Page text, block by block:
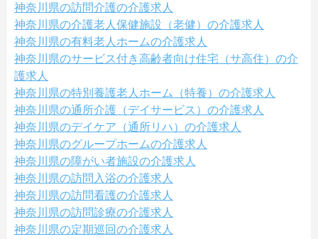
神奈川県の訪問介護の介護求人
神奈川県の介護老人保健施設（老健）の介護求人
神奈川県の有料老人ホームの介護求人
神奈川県のサービス付き高齢者向け住宅（サ高住）の介
護求人
神奈川県の特別養護老人ホーム（特養）の介護求人
神奈川県の通所介護（デイサービス）の介護求人
神奈川県のデイケア（通所リハ）の介護求人
神奈川県のグループホームの介護求人
神奈川県の障がい者施設の介護求人
神奈川県の訪問入浴の介護求人
神奈川県の訪問看護の介護求人
神奈川県の訪問診療の介護求人
神奈川県の定期巡回の介護求人